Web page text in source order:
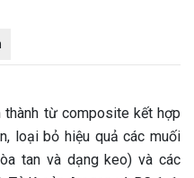
từ composite kết hợp
loại bỏ hiệu quả các muối
tan và dạng keo) và các